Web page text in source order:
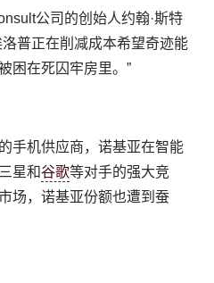
公司的创始人约翰·斯特
普正在削减成本希望奇迹能
困在死囚牢房里。”
手机供应商，诺基亚在智能
星和谷歌等对手的强大竞
场，诺基亚份额也遭到蚕